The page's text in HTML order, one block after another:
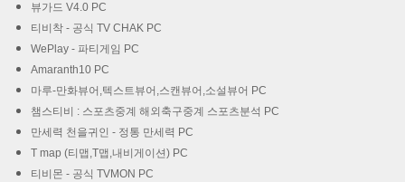
뷰가드 V4.0 PC
티비착 - 공식 TV CHAK PC
WePlay - 파티게임 PC
Amaranth10 PC
마루-만화뷰어,텍스트뷰어,스캔뷰어,소설뷰어 PC
챔스티비 : 스포츠중계 해외축구중계 스포츠분석 PC
만세력 천을귀인 - 정통 만세력 PC
T map (티맵,T맵,내비게이션) PC
티비몬 - 공식 TVMON PC